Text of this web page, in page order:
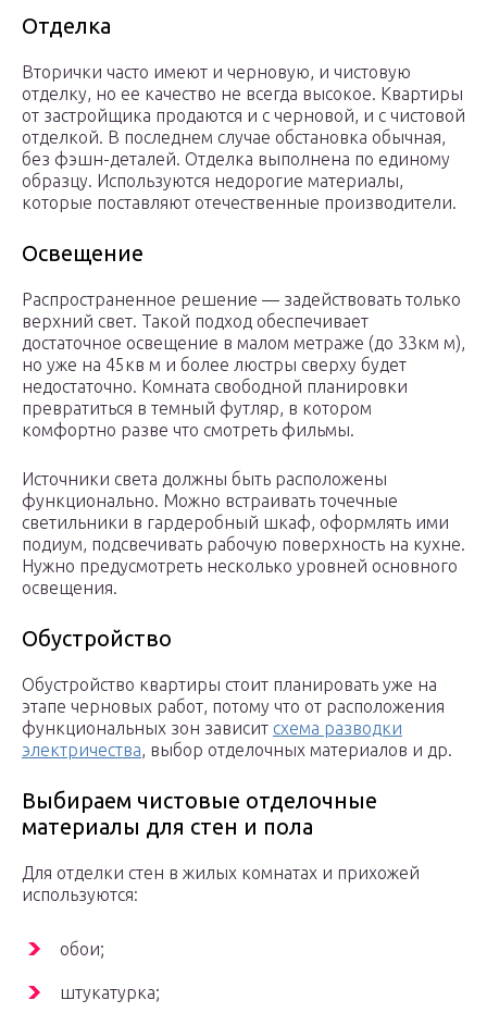
Отделка
Вторички часто имеют и черновую, и чистовую
отделку, но ее качество не всегда высокое. Квартиры
от застройщика продаются и с черновой, и с чистовой
отделкой. В последнем случае обстановка обычная,
без фэшн-деталей. Отделка выполнена по единому
образцу. Используются недорогие материалы,
которые поставляют отечественные производители.
Освещение
Распространенное решение — задействовать только
верхний свет. Такой подход обеспечивает
достаточное освещение в малом метраже (до 33км м),
но уже на 45кв м и более люстры сверху будет
недостаточно. Комната свободной планировки
превратиться в темный футляр, в котором
комфортно разве что смотреть фильмы.
Источники света должны быть расположены
функционально. Можно встраивать точечные
светильники в гардеробный шкаф, оформлять ими
подиум, подсвечивать рабочую поверхность на кухне.
Нужно предусмотреть несколько уровней основного
освещения.
Обустройство
Обустройство квартиры стоит планировать уже на
этапе черновых работ, потому что от расположения
функциональных зон зависит схема разводки
электричества, выбор отделочных материалов и др.
Выбираем чистовые отделочные
материалы для стен и пола
Для отделки стен в жилых комнатах и прихожей
используются:
обои;
штукатурка;